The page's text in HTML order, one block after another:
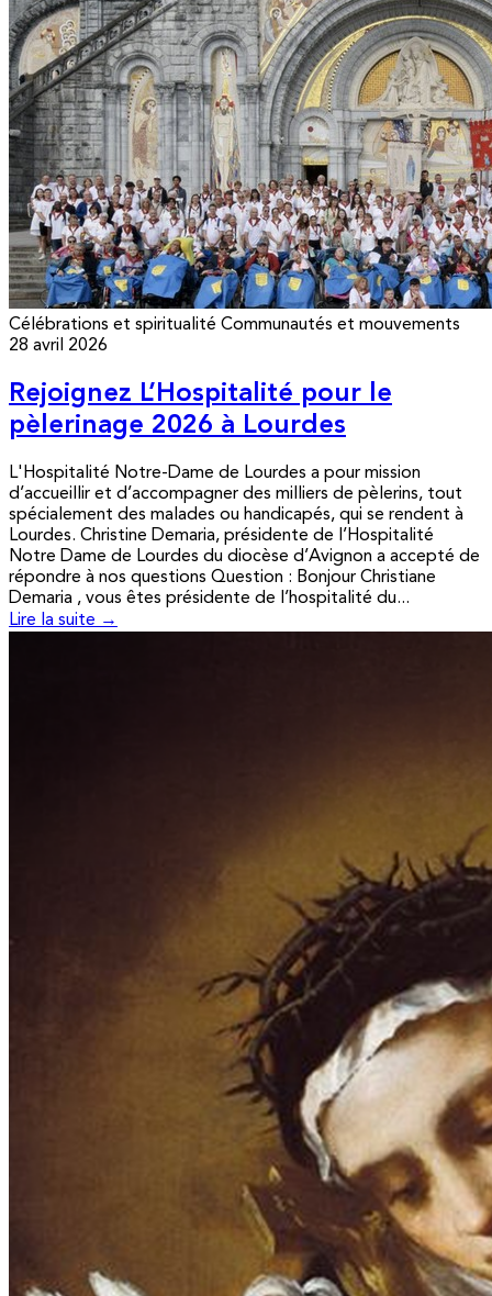
Célébrations et spiritualité Communautés et mouvements
28 avril 2026
Rejoignez L’Hospitalité pour le
pèlerinage 2026 à Lourdes
L'Hospitalité Notre-Dame de Lourdes a pour mission
d’accueillir et d’accompagner des milliers de pèlerins, tout
spécialement des malades ou handicapés, qui se rendent à
Lourdes. Christine Demaria, présidente de l’Hospitalité
Notre Dame de Lourdes du diocèse d’Avignon a accepté de
répondre à nos questions Question : Bonjour Christiane
Demaria , vous êtes présidente de l’hospitalité du...
Lire la suite →